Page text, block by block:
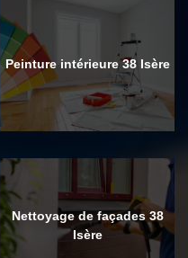
Peinture intérieure 38 Isère
Nettoyage de façades 38
Isère